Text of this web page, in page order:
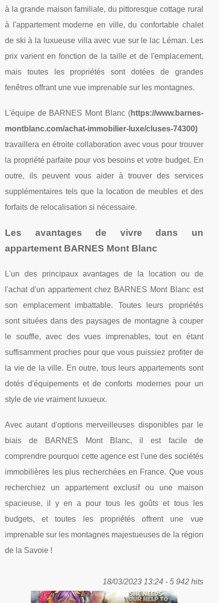
à la grande maison familiale, du pittoresque cottage rural
à l'appartement moderne en ville, du confortable chalet
de ski à la luxueuse villa avec vue sur le lac Léman. Les
prix varient en fonction de la taille et de l'emplacement,
mais toutes les propriétés sont dotées de grandes
fenêtres offrant une vue imprenable sur les montagnes.
L'équipe de BARNES Mont Blanc (https://www.barnes-
montblanc.com/achat-immobilier-luxe/cluses-74300)
travaillera en étroite collaboration avec vous pour trouver
la propriété parfaite pour vos besoins et votre budget. En
outre, ils peuvent vous aider à trouver des services
supplémentaires tels que la location de meubles et des
forfaits de relocalisation si nécessaire.
Les avantages de vivre dans un
appartement BARNES Mont Blanc
L'un des principaux avantages de la location ou de
l'achat d'un appartement chez BARNES Mont Blanc est
son emplacement imbattable. Toutes leurs propriétés
sont situées dans des paysages de montagne à couper
le souffle, avec des vues imprenables, tout en étant
suffisamment proches pour que vous puissiez profiter de
la vie de la ville. En outre, tous leurs appartements sont
dotés d'équipements et de conforts modernes pour un
style de vie vraiment luxueux.
Avec autant d'options merveilleuses disponibles par le
biais de BARNES Mont Blanc, il est facile de
comprendre pourquoi cette agence est l'une des sociétés
immobilières les plus recherchées en France. Que vous
recherchiez un appartement exclusif ou une maison
spacieuse, il y en a pour tous les goûts et tous les
budgets, et toutes les propriétés offrent une vue
imprenable sur les montagnes majestueuses de la région
de la Savoie !
18/03/2023 13:24 - 5 942 hits